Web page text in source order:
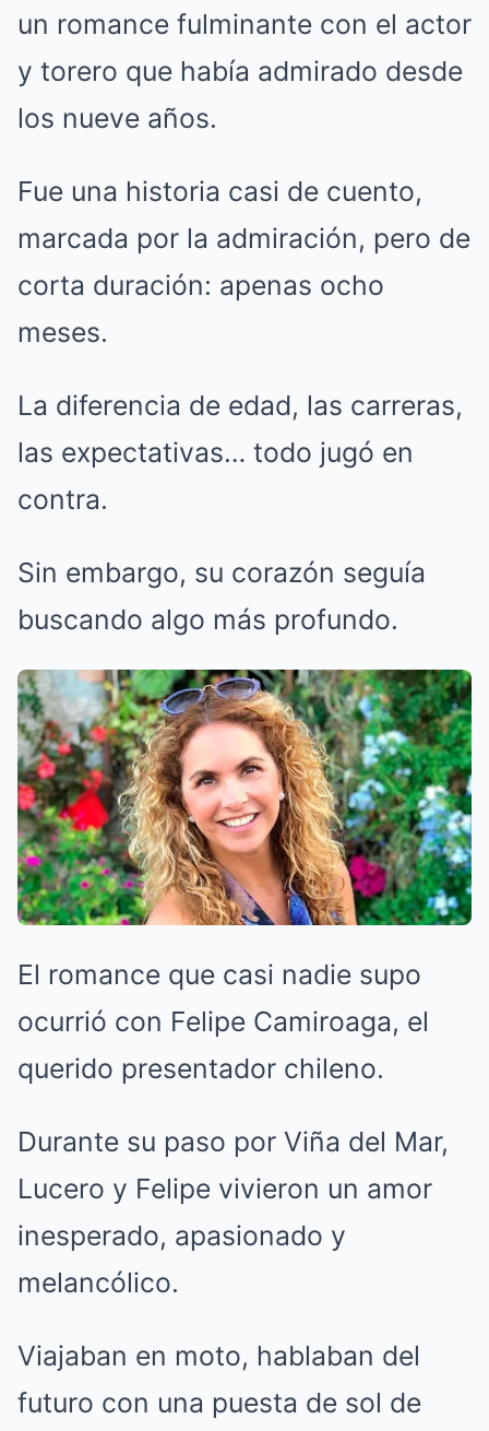
un romance fulminante con el actor
y torero que había admirado desde
los nueve años.
Fue una historia casi de cuento,
marcada por la admiración, pero de
corta duración: apenas ocho
meses.
La diferencia de edad, las carreras,
las expectativas… todo jugó en
contra.
Sin embargo, su corazón seguía
buscando algo más profundo.
El romance que casi nadie supo
ocurrió con Felipe Camiroaga, el
querido presentador chileno.
Durante su paso por Viña del Mar,
Lucero y Felipe vivieron un amor
inesperado, apasionado y
melancólico.
Viajaban en moto, hablaban del
futuro con una puesta de sol de